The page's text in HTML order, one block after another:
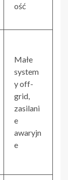
ość
Małe
system
y off-
grid,
zasilani
e
awaryjn
e